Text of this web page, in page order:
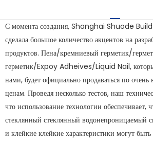
С момента создания, Shanghai Shuode
сделала большое количество акцентов на
продуктов. Пена/кремниевый герметик/
герметик/Expoy Adheives/Liquid Nail,
нами, будет официально продаваться по
ценам. Проведя несколько тестов, наш
что использование технологии обеспечивает,
стеклянный стеклянный водонепроницаемый
и клейкие клейкие характеристики могут